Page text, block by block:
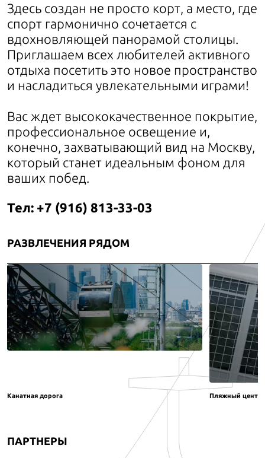
Здесь создан не просто корт, а место, где
спорт гармонично сочетается с
вдохновляющей панорамой столицы.
Приглашаем всех любителей активного
отдыха посетить это новое пространство
и насладиться увлекательными играми!
Вас ждет высококачественное покрытие,
профессиональное освещение и,
конечно, захватывающий вид на Москву,
который станет идеальным фоном для
ваших побед.
Тел: +7 (916) 813-33-03
РАЗВЛЕЧЕНИЯ РЯДОМ
Канатная дорога Пляжный центр
ПАРТНЕРЫ